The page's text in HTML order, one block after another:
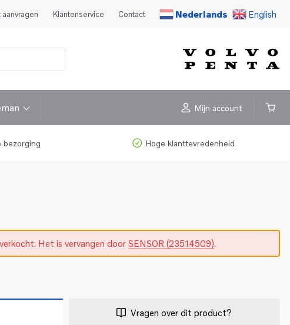
Klantenservice Contact Nederlands English
Mijn account
bezorging Hoge klanttevredenheid
Het is vervangen doorSENSOR (23514509).
Vragen over dit product?